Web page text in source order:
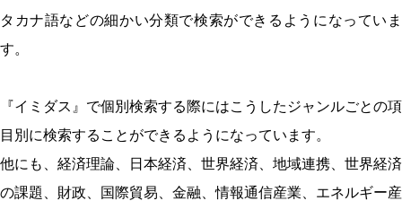
タカナ語などの細かい分類で検索ができるようになっていま
す。
『イミダス』で個別検索する際にはこうしたジャンルごとの項
目別に検索することができるようになっています。
他にも、経済理論、日本経済、世界経済、地域連携、世界経済
の課題、財政、国際貿易、金融、情報通信産業、エネルギー産